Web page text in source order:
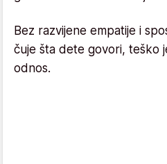
Bez razvijene empatije i
čuje šta dete govori, teško
odnos.